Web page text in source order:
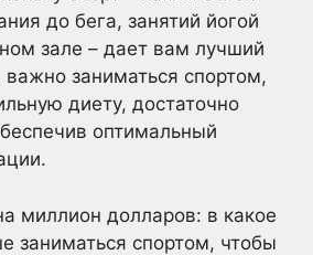
до бега, занятий йогой
зале – дает вам лучший
важно заниматься спортом,
диету, достаточно
оптимальный
миллион долларов: в какое
заниматься спортом, чтобы